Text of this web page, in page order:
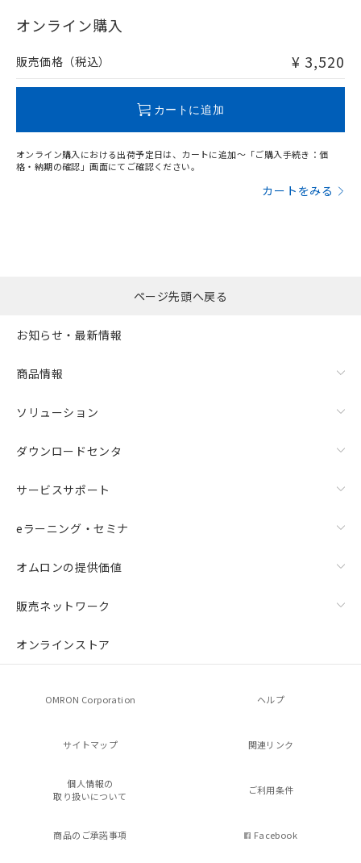
在庫等で未対応品が混在する可能性があります。
問い合わせください。
オンライン購入
販売価格（税込） ¥ 3,520
カートに追加
オンライン購入における出荷予定日は、カートに追加～「ご購入手続き：価
格・納期の確認」画面にてご確認ください。
カートをみる
ページ先頭へ戻る
お知らせ・最新情報
商品情報
ソリューション
ダウンロードセンタ
サービスサポート
eラーニング・セミナ
オムロンの提供価値
販売ネットワーク
オンラインストア
OMRON Corporation ヘルプ
サイトマップ 関連リンク
個人情報の
取り扱いについて
ご利用条件
商品のご承諾事項 Facebook